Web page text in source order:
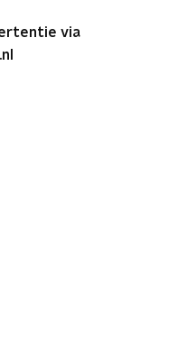
via